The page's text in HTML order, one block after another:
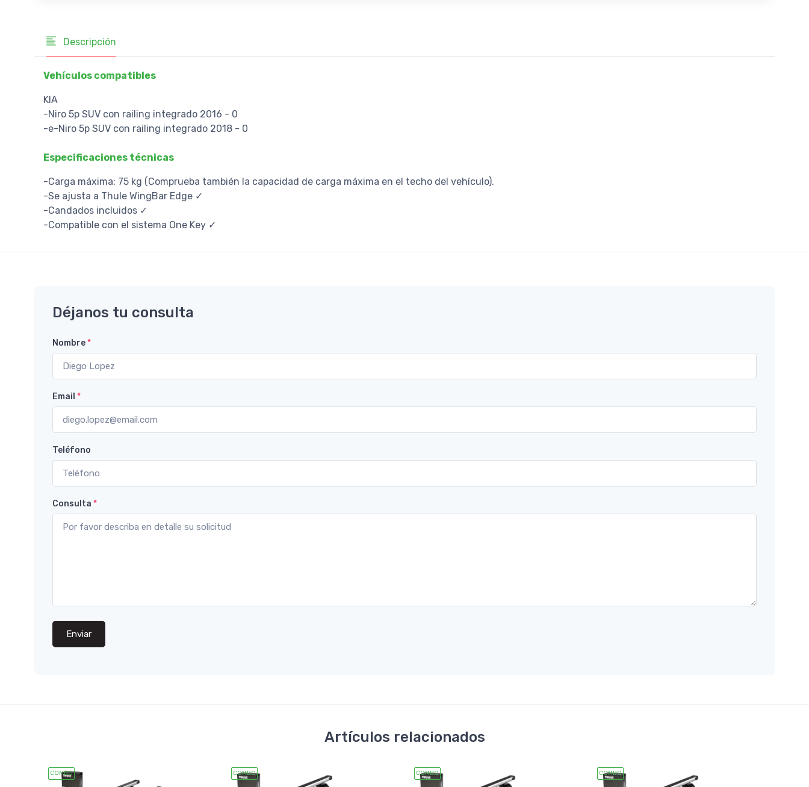
Descripción
Vehículos compatibles
KIA
-Niro 5p SUV con railing integrado 2016 - 0
-e-Niro 5p SUV con railing integrado 2018 - 0
Especificaciones técnicas
-Carga máxima: 75 kg (Comprueba también la capacidad de carga máxima en el techo del vehículo).
-Se ajusta a Thule WingBar Edge ✓
-Candados incluidos ✓
-Compatible con el sistema One Key ✓
Déjanos tu consulta
Nombre*
Email *
Teléfono
Consulta *
Enviar
Artículos relacionados
COMBO COMBO COMBO COMBO